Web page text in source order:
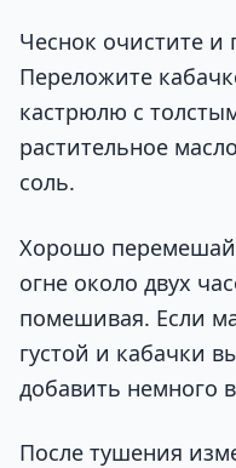
Чеснок очистите и
Переложите
кастрюлю с
растительное
соль.
Хорошо
огне около двух
помешивая. Если
густой и кабачки
добавить немного
После тушения